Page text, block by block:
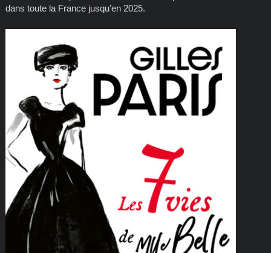
dans toute la France jusqu’en 2025.